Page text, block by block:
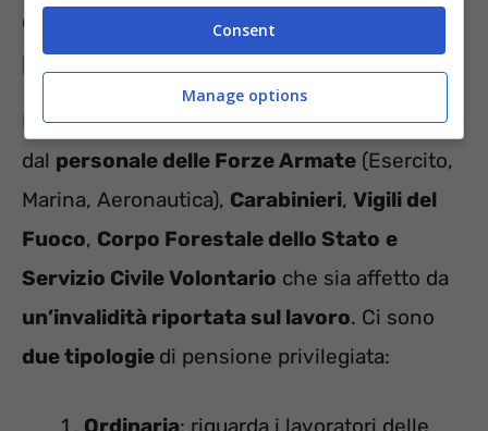
diritto alla pensione
privilegiata?
Lapensione privilegiatapuò essere richiesta
dal personale delle Forze Armate (Esercito,
Marina, Aeronautica), Carabinieri, Vigili del
Fuoco, Corpo Forestale dello Stato e
Servizio Civile Volontario che sia affetto da
un’invalidità riportata sul lavoro. Ci sono
due tipologie di pensione privilegiata:
Consent
Manage options